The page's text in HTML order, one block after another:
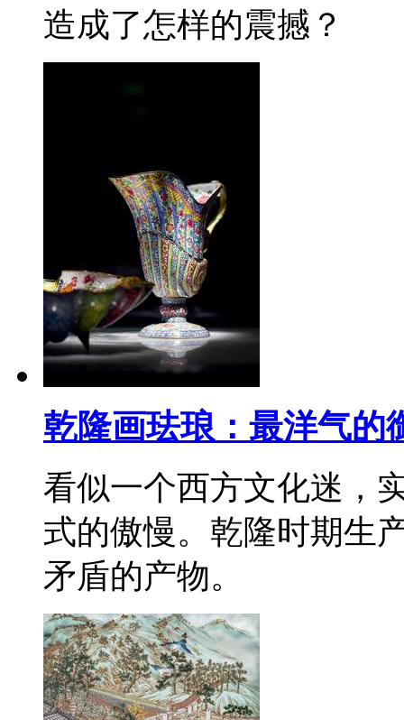
造成了怎样的震撼？
乾隆画珐琅：最洋气的
看似一个西方文化迷，
式的傲慢。乾隆时期生
矛盾的产物。